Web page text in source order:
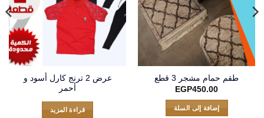
طقم حمام مشجر 3 قطع
EGP450.00
إضافة إلى السلة
عرض 2 ترنج كارل أسود و
أحمر
قراءة المزيد